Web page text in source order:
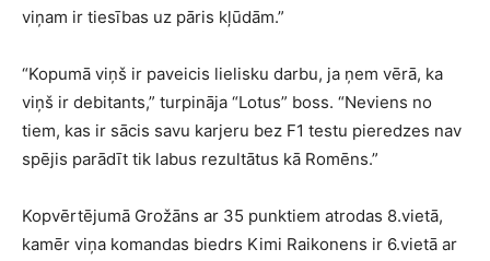
viņam ir tiesības uz pāris kļūdām.”
“Kopumā viņš ir paveicis lielisku darbu, ja ņem vērā, ka
viņš ir debitants,” turpināja “Lotus” boss. “Neviens no
tiem, kas ir sācis savu karjeru bez F1 testu pieredzes nav
spējis parādīt tik labus rezultātus kā Romēns.”
Kopvērtējumā Grožāns ar 35 punktiem atrodas 8.vietā,
kamēr viņa komandas biedrs Kimi Raikonens ir 6.vietā ar